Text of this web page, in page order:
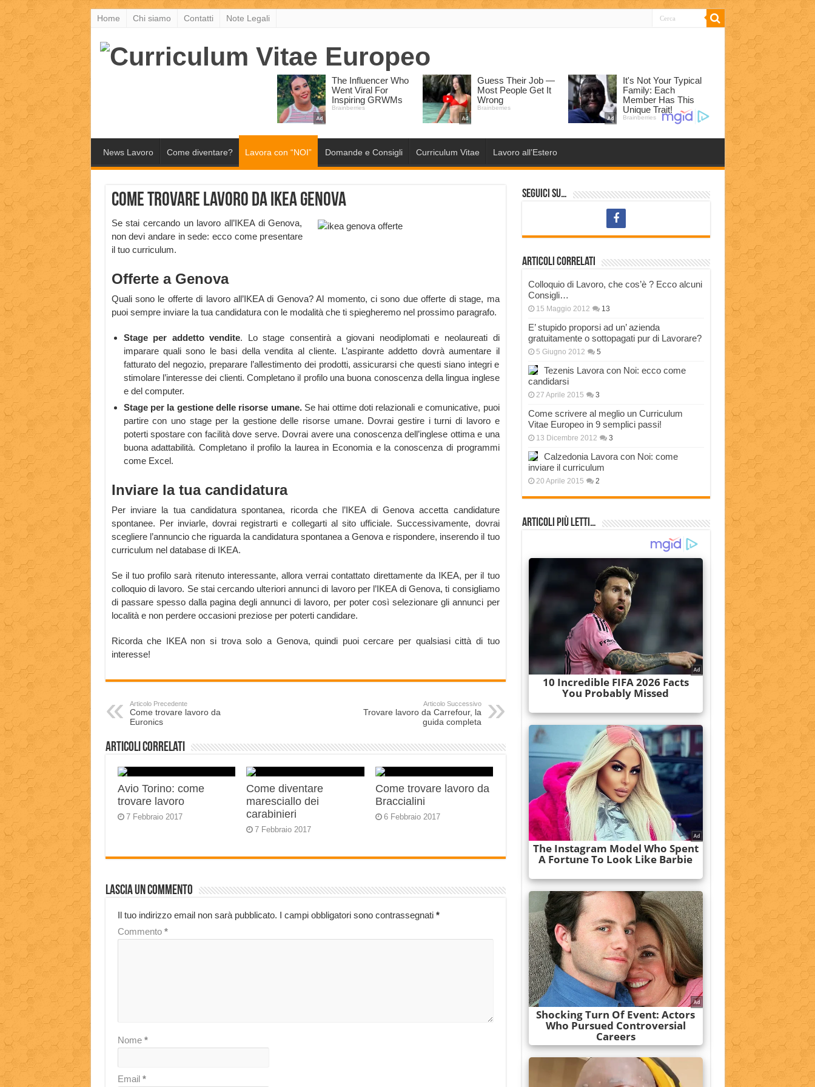
Home Chi siamo Contatti Note Legali
News Lavoro Come diventare? Lavora con “NOI” Domande e Consigli Curriculum Vitae Lavoro all’Estero
Come trovare lavoro da Ikea Genova
Se stai cercando un lavoro all’IKEA di Genova,
non devi andare in sede: ecco come presentare
il tuo curriculum.
Offerte a Genova
Quali sono le offerte di lavoro all’IKEA di Genova? Al momento, ci sono due offerte di stage, ma
puoi sempre inviare la tua candidatura con le modalità che ti spiegheremo nel prossimo paragrafo.
Stage per addetto vendite. Lo stage consentirà a giovani neodiplomati e neolaureati di
imparare quali sono le basi della vendita al cliente. L’aspirante addetto dovrà aumentare il
fatturato del negozio, preparare l’allestimento dei prodotti, assicurarsi che questi siano integri e
stimolare l’interesse dei clienti. Completano il profilo una buona conoscenza della lingua inglese
e del computer.
Stage per la gestione delle risorse umane. Se hai ottime doti relazionali e comunicative, puoi
partire con uno stage per la gestione delle risorse umane. Dovrai gestire i turni di lavoro e
poterti spostare con facilità dove serve. Dovrai avere una conoscenza dell’inglese ottima e una
buona adattabilità. Completano il profilo la laurea in Economia e la conoscenza di programmi
come Excel.
Inviare la tua candidatura
Per inviare la tua candidatura spontanea, ricorda che l’IKEA di Genova accetta candidature
spontanee. Per inviarle, dovrai registrarti e collegarti al sito ufficiale. Successivamente, dovrai
scegliere l’annuncio che riguarda la candidatura spontanea a Genova e rispondere, inserendo il tuo
curriculum nel database di IKEA.
Se il tuo profilo sarà ritenuto interessante, allora verrai contattato direttamente da IKEA, per il tuo
colloquio di lavoro. Se stai cercando ulteriori annunci di lavoro per l’IKEA di Genova, ti consigliamo
di passare spesso dalla pagina degli annunci di lavoro, per poter così selezionare gli annunci per
località e non perdere occasioni preziose per poterti candidare.
Ricorda che IKEA non si trova solo a Genova, quindi puoi cercare per qualsiasi città di tuo
interesse!
Articolo Precedente
Come trovare lavoro da
Euronics
Articolo Successivo
Trovare lavoro da Carrefour, la
guida completa
Articoli correlati
Avio Torino: come
trovare lavoro
7 Febbraio 2017
Come diventare
maresciallo dei
carabinieri
7 Febbraio 2017
Come trovare lavoro da
Braccialini
6 Febbraio 2017
Lascia un commento
Il tuo indirizzo email non sarà pubblicato. I campi obbligatori sono contrassegnati *
Commento *
Nome *
Email *
Seguici su…
Articoli correlati
Colloquio di Lavoro, che cos’è ? Ecco alcuni
Consigli…
15 Maggio 2012 13
E’ stupido proporsi ad un’ azienda
gratuitamente o sottopagati pur di Lavorare?
5 Giugno 2012 5
Tezenis Lavora con Noi: ecco come
candidarsi
27 Aprile 2015 3
Come scrivere al meglio un Curriculum
Vitae Europeo in 9 semplici passi!
13 Dicembre 2012 3
Calzedonia Lavora con Noi: come
inviare il curriculum
20 Aprile 2015 2
Articoli più Letti…